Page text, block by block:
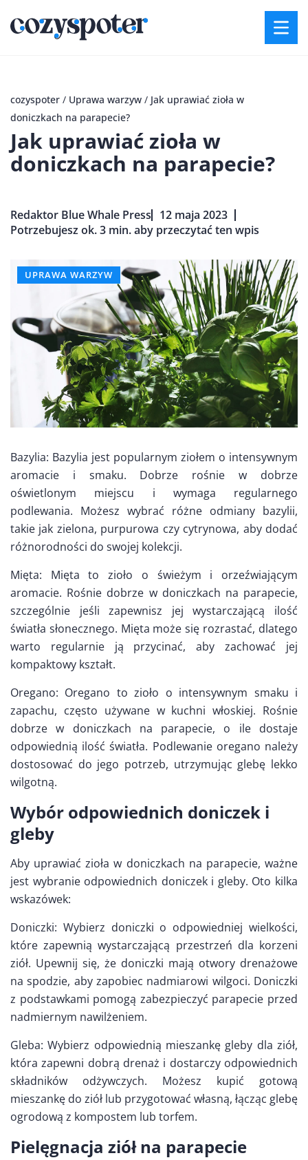
cozyspoter / Uprawa warzyw / Jak uprawiać zioła w
doniczkach na parapecie?
Jak uprawiać zioła w
doniczkach na parapecie?
Redaktor Blue Whale Press
12 maja 2023
Potrzebujesz ok. 3 min. aby przeczytać ten wpis
UPRAWA WARZYW
Bazylia: Bazylia jest popularnym ziołem o intensywnym
aromacie i smaku. Dobrze rośnie w dobrze
oświetlonym miejscu i wymaga regularnego
podlewania. Możesz wybrać różne odmiany bazylii,
takie jak zielona, purpurowa czy cytrynowa, aby dodać
różnorodności do swojej kolekcji.
Mięta: Mięta to zioło o świeżym i orzeźwiającym
aromacie. Rośnie dobrze w doniczkach na parapecie,
szczególnie jeśli zapewnisz jej wystarczającą ilość
światła słonecznego. Mięta może się rozrastać, dlatego
warto regularnie ją przycinać, aby zachować jej
kompaktowy kształt.
Oregano: Oregano to zioło o intensywnym smaku i
zapachu, często używane w kuchni włoskiej. Rośnie
dobrze w doniczkach na parapecie, o ile dostaje
odpowiednią ilość światła. Podlewanie oregano należy
dostosować do jego potrzeb, utrzymując glebę lekko
wilgotną.
Wybór odpowiednich doniczek i
gleby
Aby uprawiać zioła w doniczkach na parapecie, ważne
jest wybranie odpowiednich doniczek i gleby. Oto kilka
wskazówek:
Doniczki: Wybierz doniczki o odpowiedniej wielkości,
które zapewnią wystarczającą przestrzeń dla korzeni
ziół. Upewnij się, że doniczki mają otwory drenażowe
na spodzie, aby zapobiec nadmiarowi wilgoci. Doniczki
z podstawkami pomogą zabezpieczyć parapecie przed
nadmiernym nawilżeniem.
Gleba: Wybierz odpowiednią mieszankę gleby dla ziół,
która zapewni dobrą drenaż i dostarczy odpowiednich
składników odżywczych. Możesz kupić gotową
mieszankę do ziół lub przygotować własną, łącząc glebę
ogrodową z kompostem lub torfem.
Pielęgnacja ziół na parapecie